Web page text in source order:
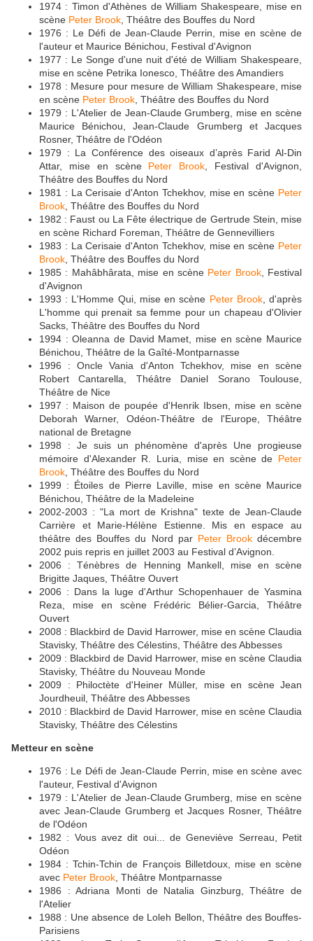
1974 : Timon d'Athènes de William Shakespeare, mise en
scène Peter Brook, Théâtre des Bouffes du Nord
1976 : Le Défi de Jean-Claude Perrin, mise en scène de
l'auteur et Maurice Bénichou, Festival d'Avignon
1977 : Le Songe d'une nuit d'été de William Shakespeare,
mise en scène Petrika Ionesco, Théâtre des Amandiers
1978 : Mesure pour mesure de William Shakespeare, mise
en scène Peter Brook, Théâtre des Bouffes du Nord
1979 : L'Atelier de Jean-Claude Grumberg, mise en scène
Maurice Bénichou, Jean-Claude Grumberg et Jacques
Rosner, Théâtre de l'Odéon
1979 : La Conférence des oiseaux d’après Farid Al-Din
Attar, mise en scène Peter Brook, Festival d'Avignon,
Théâtre des Bouffes du Nord
1981 : La Cerisaie d'Anton Tchekhov, mise en scène Peter
Brook, Théâtre des Bouffes du Nord
1982 : Faust ou La Fête électrique de Gertrude Stein, mise
en scène Richard Foreman, Théâtre de Gennevilliers
1983 : La Cerisaie d'Anton Tchekhov, mise en scène Peter
Brook, Théâtre des Bouffes du Nord
1985 : Mahâbhârata, mise en scène Peter Brook, Festival
d'Avignon
1993 : L'Homme Qui, mise en scène Peter Brook, d'après
L'homme qui prenait sa femme pour un chapeau d'Olivier
Sacks, Théâtre des Bouffes du Nord
1994 : Oleanna de David Mamet, mise en scène Maurice
Bénichou, Théâtre de la Gaîté-Montparnasse
1996 : Oncle Vania d'Anton Tchekhov, mise en scène
Robert Cantarella, Théâtre Daniel Sorano Toulouse,
Théâtre de Nice
1997 : Maison de poupée d'Henrik Ibsen, mise en scène
Deborah Warner, Odéon-Théâtre de l'Europe, Théâtre
national de Bretagne
1998 : Je suis un phénomène d'après Une progieuse
mémoire d'Alexander R. Luria, mise en scène de Peter
Brook, Théâtre des Bouffes du Nord
1999 : Étoiles de Pierre Laville, mise en scène Maurice
Bénichou, Théâtre de la Madeleine
2002-2003 : "La mort de Krishna" texte de Jean-Claude
Carrière et Marie-Hélène Estienne. Mis en espace au
théâtre des Bouffes du Nord par Peter Brookdécembre
2002 puis repris en juillet 2003 au Festival d’Avignon.
2006 : Ténèbres de Henning Mankell, mise en scène
Brigitte Jaques, Théâtre Ouvert
2006 : Dans la luge d'Arthur Schopenhauer de Yasmina
Reza, mise en scène Frédéric Bélier-Garcia, Théâtre
Ouvert
2008 : Blackbird de David Harrower, mise en scène Claudia
Stavisky, Théâtre des Célestins, Théâtre des Abbesses
2009 : Blackbird de David Harrower, mise en scène Claudia
Stavisky, Théâtre du Nouveau Monde
2009 : Philoctète d'Heiner Müller, mise en scène Jean
Jourdheuil, Théâtre des Abbesses
2010 : Blackbird de David Harrower, mise en scène Claudia
Stavisky, Théâtre des Célestins
Metteur en scène
1976 : Le Défi de Jean-Claude Perrin, mise en scène avec
l'auteur, Festival d'Avignon
1979 : L'Atelier de Jean-Claude Grumberg, mise en scène
avec Jean-Claude Grumberg et Jacques Rosner, Théâtre
de l'Odéon
1982 : Vous avez dit oui... de Geneviève Serreau, Petit
Odéon
1984 : Tchin-Tchin de François Billetdoux, mise en scène
avec Peter Brook, Théâtre Montparnasse
1986 : Adriana Monti de Natalia Ginzburg, Théâtre de
l'Atelier
1988 : Une absence de Loleh Bellon, Théâtre des Bouffes-
Parisiens